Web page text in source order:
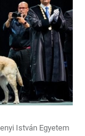
István Egyetem